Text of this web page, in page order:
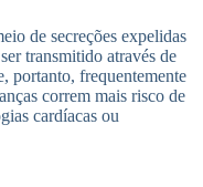
de secreções expelidas
transmitido através de
portanto, frequentemente
correm mais risco de
cardíacas ou